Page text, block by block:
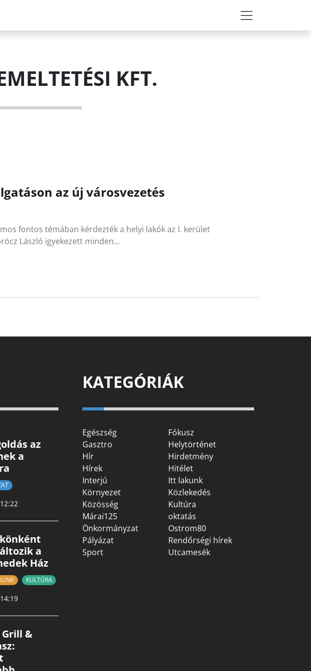
KFT.
az új városvezetés
fontos témában kérdezték a helyi lakók az I. kerület
László igyekezett minden…
az
a
a
Ház
KULTÚRA
&
KATEGÓRIÁK
Egészség
Fókusz
Gasztro
Helytörténet
Hír
Hirdetmény
Hírek
Hitélet
Interjú
Itt lakunk
Környezet
Közlekedés
Közösség
Kultúra
Márai125
oktatás
Önkormányzat
Ostrom80
Pályázat
Rendőrségi hírek
Sport
Utcamesék